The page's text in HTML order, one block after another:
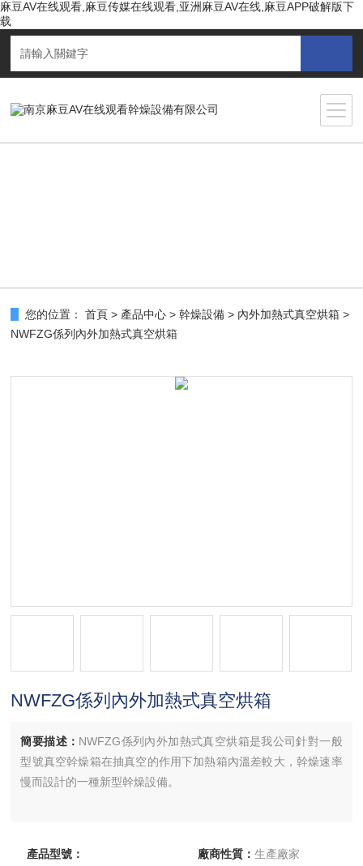
麻豆AV在线观看,麻豆传媒在线观看,亚洲麻豆AV在线,麻豆APP破解版下
载
您的位置： 首頁 > 產品中心 >幹燥設備 > 內外加熱式真空烘箱 >
NWFZG係列內外加熱式真空烘箱
NWFZG係列內外加熱式真空烘箱
簡要描述： NWFZG係列內外加熱式真空烘箱是我公司針對一般
型號真空幹燥箱在抽真空的作用下加熱箱內溫差較大，幹燥速率
慢而設計的一種新型幹燥設備。
產品型號： 廠商性質： 生產廠家